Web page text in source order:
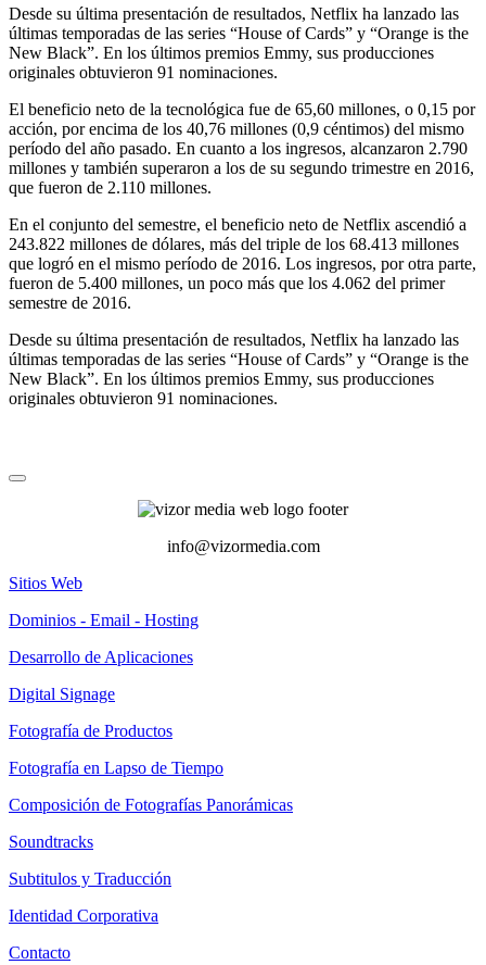
Desde su última presentación de resultados, Netflix ha lanzado las
últimas temporadas de las series “House of Cards” y “Orange is the
New Black”. En los últimos premios Emmy, sus producciones
originales obtuvieron 91 nominaciones.
El beneficio neto de la tecnológica fue de 65,60 millones, o 0,15 por
acción, por encima de los 40,76 millones (0,9 céntimos) del mismo
período del año pasado. En cuanto a los ingresos, alcanzaron 2.790
millones y también superaron a los de su segundo trimestre en 2016,
que fueron de 2.110 millones.
En el conjunto del semestre, el beneficio neto de Netflix ascendió a
243.822 millones de dólares, más del triple de los 68.413 millones
que logró en el mismo período de 2016. Los ingresos, por otra parte,
fueron de 5.400 millones, un poco más que los 4.062 del primer
semestre de 2016.
Desde su última presentación de resultados, Netflix ha lanzado las
últimas temporadas de las series “House of Cards” y “Orange is the
New Black”. En los últimos premios Emmy, sus producciones
originales obtuvieron 91 nominaciones.
info@vizormedia.com
Sitios Web
Dominios - Email - Hosting
Desarrollo de Aplicaciones
Digital Signage
Fotografía de Productos
Fotografía en Lapso de Tiempo
Composición de Fotografías Panorámicas
Soundtracks
Subtitulos y Traducción
Identidad Corporativa
Contacto